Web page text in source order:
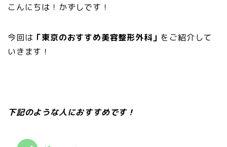
こんにちは！かずしです！
今回は 「東京のおすすめ美容整形外科」 をご紹介して
いきます！
下記のような人におすすめです！